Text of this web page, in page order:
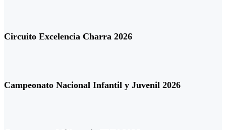
Circuito Excelencia Charra 2026
Campeonato Nacional Infantil y Juvenil 2026